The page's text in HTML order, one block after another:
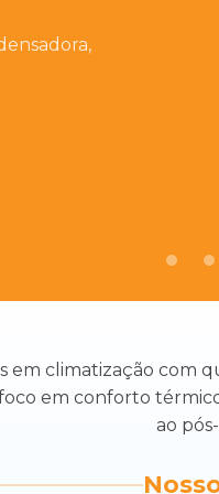
e
em climatização com
em conforto
ao